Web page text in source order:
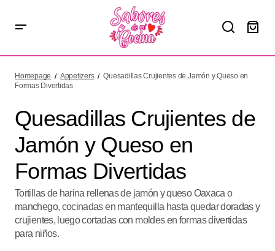
Divertidas
Homepage Appetizers
Quesadillas Crujientes de Jamón y Queso en
Formas Divertidas
Quesadillas Crujientes de
Jamón y Queso en
Formas Divertidas
Tortillas de harina rellenas de jamón y queso Oaxaca o
manchego, cocinadas en mantequilla hasta quedar doradas y
crujientes, luego cortadas con moldes en formas divertidas
para niños.